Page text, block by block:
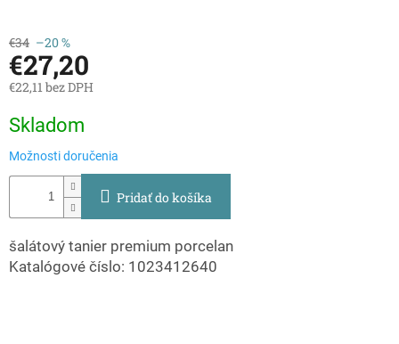
€34 –20 %
€27,20
€22,11 bez DPH
cena:
Skladom
Možnosti doručenia
Pridať do košíka
šalátový tanier premium porcelan
Katalógové číslo: 1023412640